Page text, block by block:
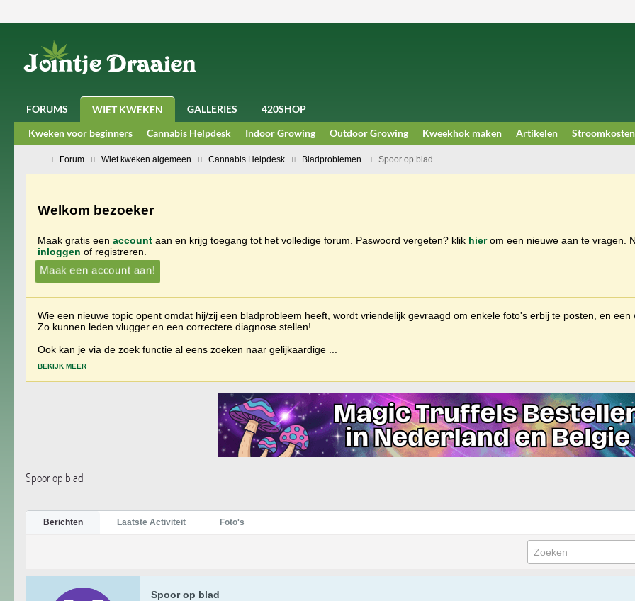
FORUMS WIET KWEKEN GALLERIES
420SHOP
Kweken voor beginners
Cannabis Helpdesk Indoor Growing Outdoor Growing Kweekhok maken Artikelen Stroomkosten
Forum Wiet kweken algemeen Cannabis Helpdesk Bladproblemen Spoor op blad
Welkom bezoeker
Maak gratis een account aan en krijg toegang tot het volledige forum. Paswoord vergeten? klik hierom een nieuwe aan te vragen.
inloggen of registreren.
Maak een account aan!
Wie een nieuwe topic opent omdat hij/zij een bladprobleem heeft, wordt vriendelijk gevraagd om enkele foto's erbij te posten, en
Zo kunnen leden vlugger en een correctere diagnose stellen!
Ook kan je via de zoek functie al eens zoeken naar gelijkaardige
BEKIJK MEER
Spoor op blad
Berichten Laatste Activiteit Foto's
Spoor op blad